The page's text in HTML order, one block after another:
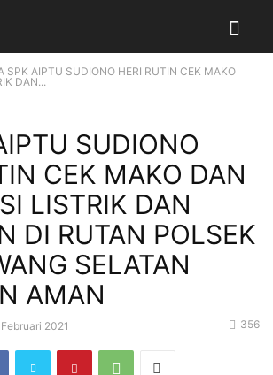
SPK AIPTU SUDIONO HERI RUTIN CEK MAKO
DAN...
SUDIONO
CEK MAKO DAN
LISTRIK DAN
DI RUTAN POLSEK
SELATAN
AMAN
2021 356